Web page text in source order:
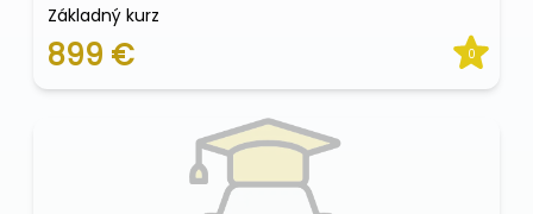
Základný kurz
899 € 0